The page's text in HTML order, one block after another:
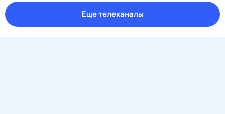
Еще телеканалы